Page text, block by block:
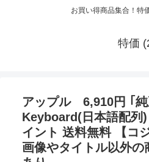
お買い得商品集合！特
特価
アップル 6,910円 ｢
Keyboard(日本語配列
イント 送料無料 【コ
画像やタイトル以外の